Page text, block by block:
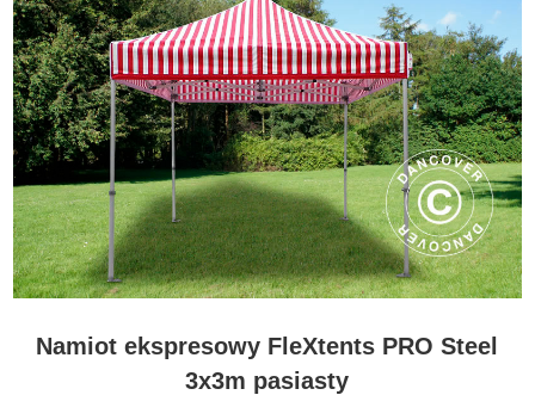
Namiot ekspresowy FleXtents PRO Steel
3x3m pasiasty